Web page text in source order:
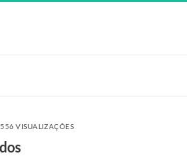
VISUALIZAÇÕES
F